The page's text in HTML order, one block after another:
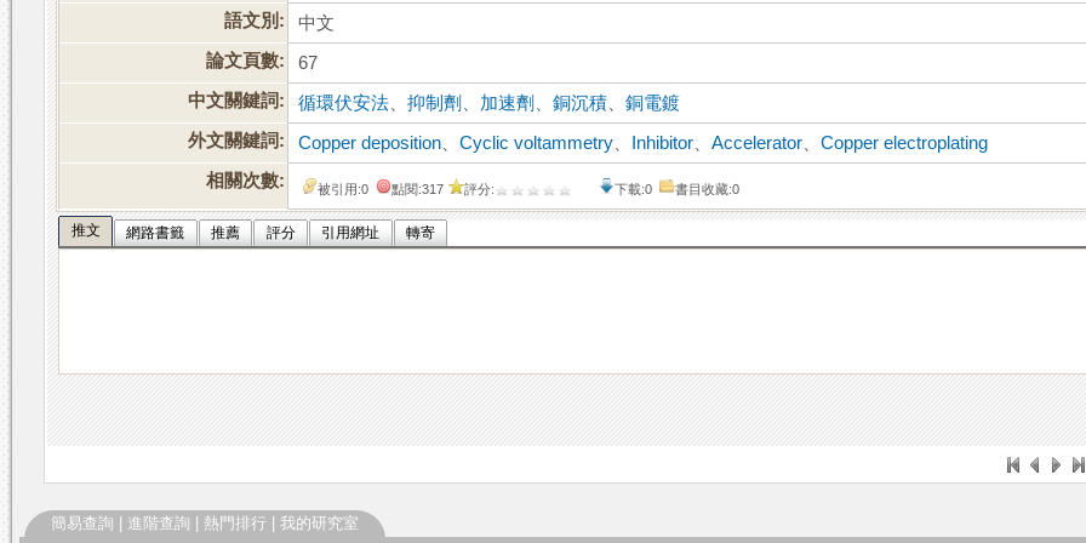
語文別:
中文
論文頁數:
67
中文關鍵詞:
循環伏安法 、抑制劑 加速劑 、銅沉積 、銅電鍍
外文關鍵詞:
Copper deposition 、Cyclic voltammetry Inhibitor 、Accelerator 、Copper electroplating
相關次數:
被引用:0 點閱:317 評分: 下載:0 書目收藏:0
推文 網路書籤 推薦 評分 引用網址 轉寄
簡易查詢 進階查詢 熱門排行 我的研究室